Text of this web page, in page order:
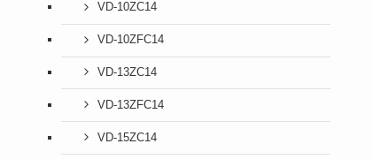
VD-10ZC14
VD-10ZFC14
VD-13ZC14
VD-13ZFC14
VD-15ZC14